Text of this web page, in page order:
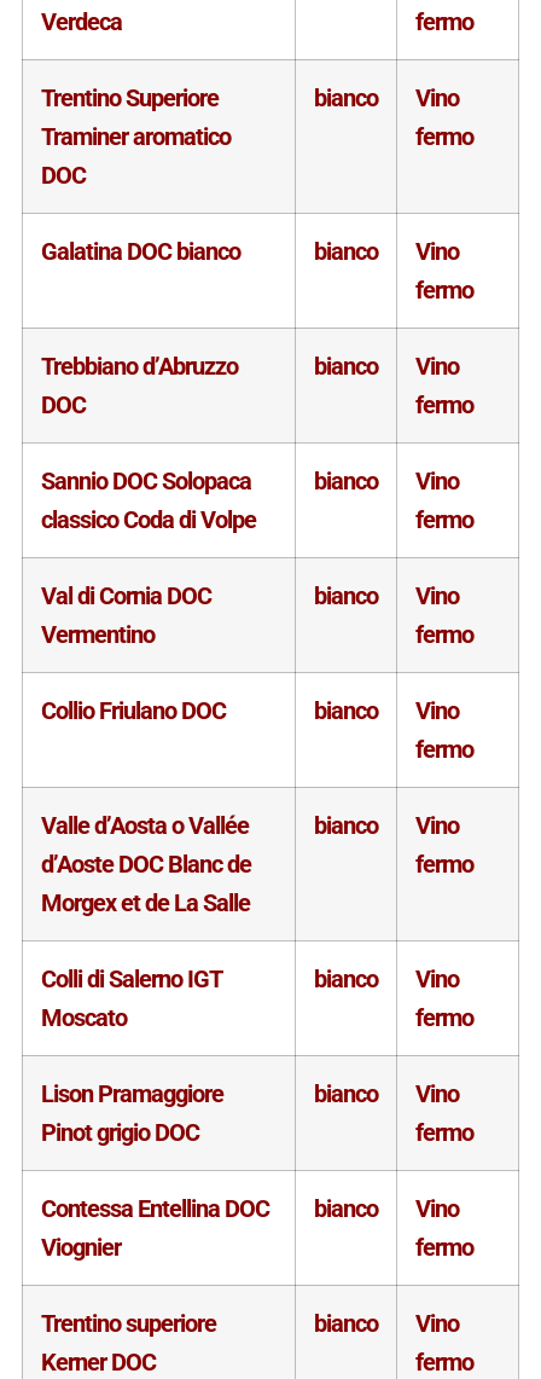
Verdeca
fermo
Trentino Superiore
Traminer aromatico
DOC
bianco
Vino
fermo
Galatina DOC bianco bianco
Vino
fermo
Trebbiano d’Abruzzo
DOC
bianco
Vino
fermo
Sannio DOC Solopaca
classico Coda di Volpe
bianco
Vino
fermo
Val di Cornia DOC
Vermentino
bianco
Vino
fermo
Collio Friulano DOC bianco
Vino
fermo
Valle d’Aosta o Vallée
d’Aoste DOC Blanc de
Morgex et de La Salle
bianco
Vino
fermo
Colli di Salerno IGT
Moscato
bianco
Vino
fermo
Lison Pramaggiore
Pinot grigio DOC
bianco
Vino
fermo
Contessa Entellina DOC
Viognier
bianco
Vino
fermo
Trentino superiore
Kerner DOC
bianco
Vino
fermo